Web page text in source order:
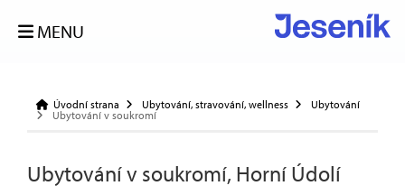
MENU
Úvodní strana Ubytování, stravování, wellness
Ubytování
Ubytování v soukromí
Ubytování v soukromí, Horní Údolí